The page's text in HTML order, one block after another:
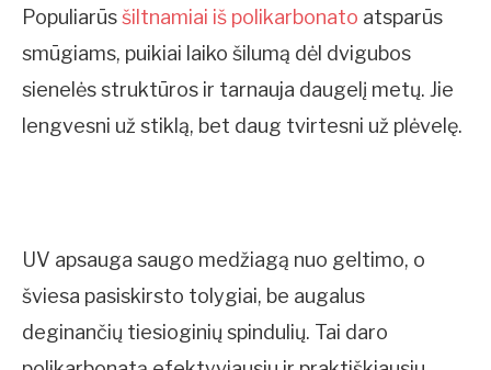
Populiarūsšiltnamiai iš polikarbonato atsparūs
smūgiams, puikiai laiko šilumą dėl dvigubos
sienelės struktūros ir tarnauja daugelį metų. Jie
lengvesni už stiklą, bet daug tvirtesni už plėvelę.
UV apsauga saugo medžiagą nuo geltimo, o
šviesa pasiskirsto tolygiai, be augalus
deginančių tiesioginių spindulių. Tai daro